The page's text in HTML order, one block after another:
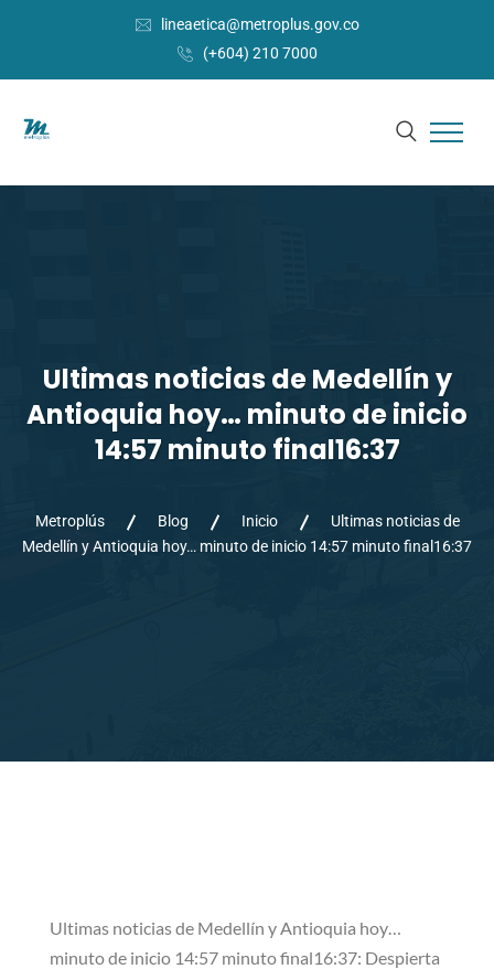
lineaetica@metroplus.gov.co
(+604) 210 7000
Ultimas noticias de Medellín y
Antioquia hoy… minuto de inicio
14:57 minuto final16:37
Metroplús Blog Inicio
Ultimas noticias de
Medellín y Antioquia hoy… minuto de inicio 14:57 minuto final16:37
Ultimas noticias de Medellín y Antioquia hoy…
minuto de inicio 14:57 minuto final16:37: Despierta